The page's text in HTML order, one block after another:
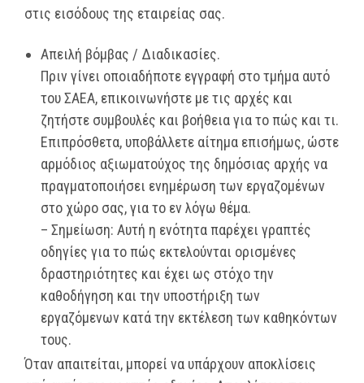
στις εισόδους της εταιρείας σας.
Απειλή βόμβας / Διαδικασίες.
Πριν γίνει οποιαδήποτε εγγραφή στο τμήμα αυτό
του ΣΑΕΑ, επικοινωνήστε με τις αρχές και
ζητήστε συμβουλές και βοήθεια για το πώς και τι.
Επιπρόσθετα, υποβάλλετε αίτημα επισήμως, ώστε
αρμόδιος αξιωματούχος της δημόσιας αρχής να
πραγματοποιήσει ενημέρωση των εργαζομένων
στο χώρο σας, για το εν λόγω θέμα.
– Σημείωση: Αυτή η ενότητα παρέχει γραπτές
οδηγίες για το πώς εκτελούνται ορισμένες
δραστηριότητες και έχει ως στόχο την
καθοδήγηση και την υποστήριξη των
εργαζόμενων κατά την εκτέλεση των καθηκόντων
τους.
Όταν απαιτείται, μπορεί να υπάρχουν αποκλίσεις